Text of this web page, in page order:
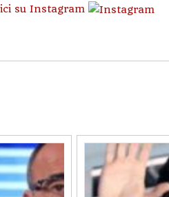
su Instagram